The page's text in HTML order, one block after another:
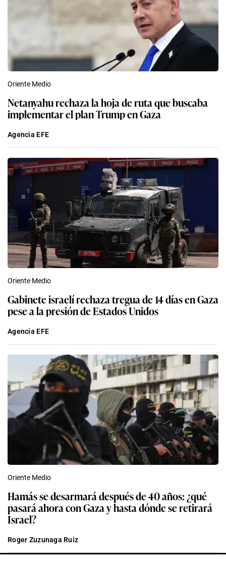
Oriente Medio
Netanyahu rechaza la hoja de ruta que buscaba
implementar el plan Trump en Gaza
Agencia EFE
Oriente Medio
Gabinete israelí rechaza tregua de 14 días en Gaza
pese a la presión de Estados Unidos
Agencia EFE
Oriente Medio
Hamás se desarmará después de 40 años: ¿qué
pasará ahora con Gaza y hasta dónde se retirará
Israel?
Roger Zuzunaga Ruiz